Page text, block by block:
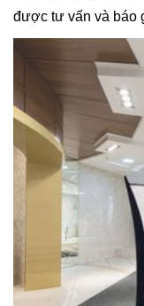
được tư vấn và báo